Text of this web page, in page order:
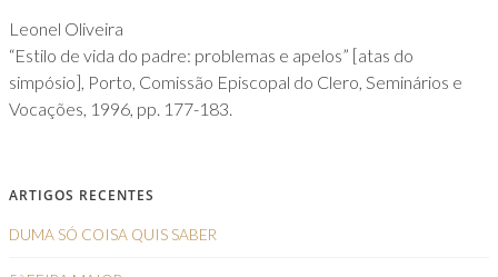
Leonel Oliveira
“Estilo de vida do padre: problemas e apelos” [atas do
simpósio], Porto, Comissão Episcopal do Clero, Seminários e
Vocações, 1996, pp. 177-183.
ARTIGOS RECENTES
DUMA SÓ COISA QUIS SABER